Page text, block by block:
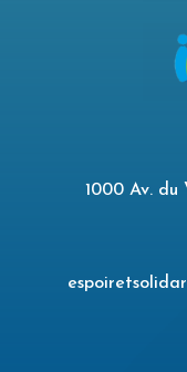
1000 Av.